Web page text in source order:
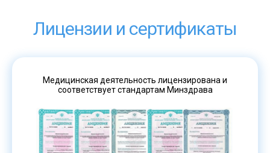
Лицензии и сертификаты
Медицинская деятельность лицензирована и
соответствует стандартам Минздрава